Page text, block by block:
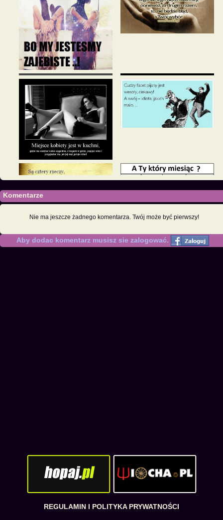
Komentarze
Nie ma jeszcze żadnego komentarza. Twój może być pierwszy!
Aby dodac komentarz musisz sie zalogować.
REGULAMIN I POLITYKA PRYWATNOŚCI